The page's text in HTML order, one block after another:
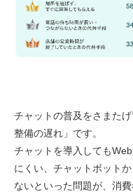
チャットの普及をさまた
整備の遅れ」です。
チャットを導入しても
にくい、チャットボット
ないといった問題が、消